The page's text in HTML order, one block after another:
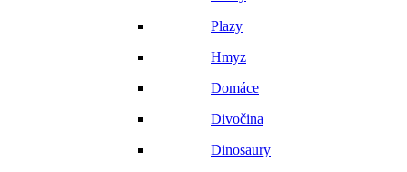
Plazy
Hmyz
Domáce
Divočina
Dinosaury